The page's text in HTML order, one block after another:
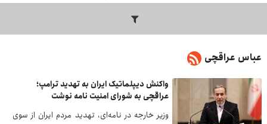
عباس عراقچی
واکنش دیپلماتیک ایران به تهدید ترامپ؛
عراقچی به شورای امنیت نامه نوشت
وزیر خارجه در نامه‌ای، تهدید مردم ایران از سوی